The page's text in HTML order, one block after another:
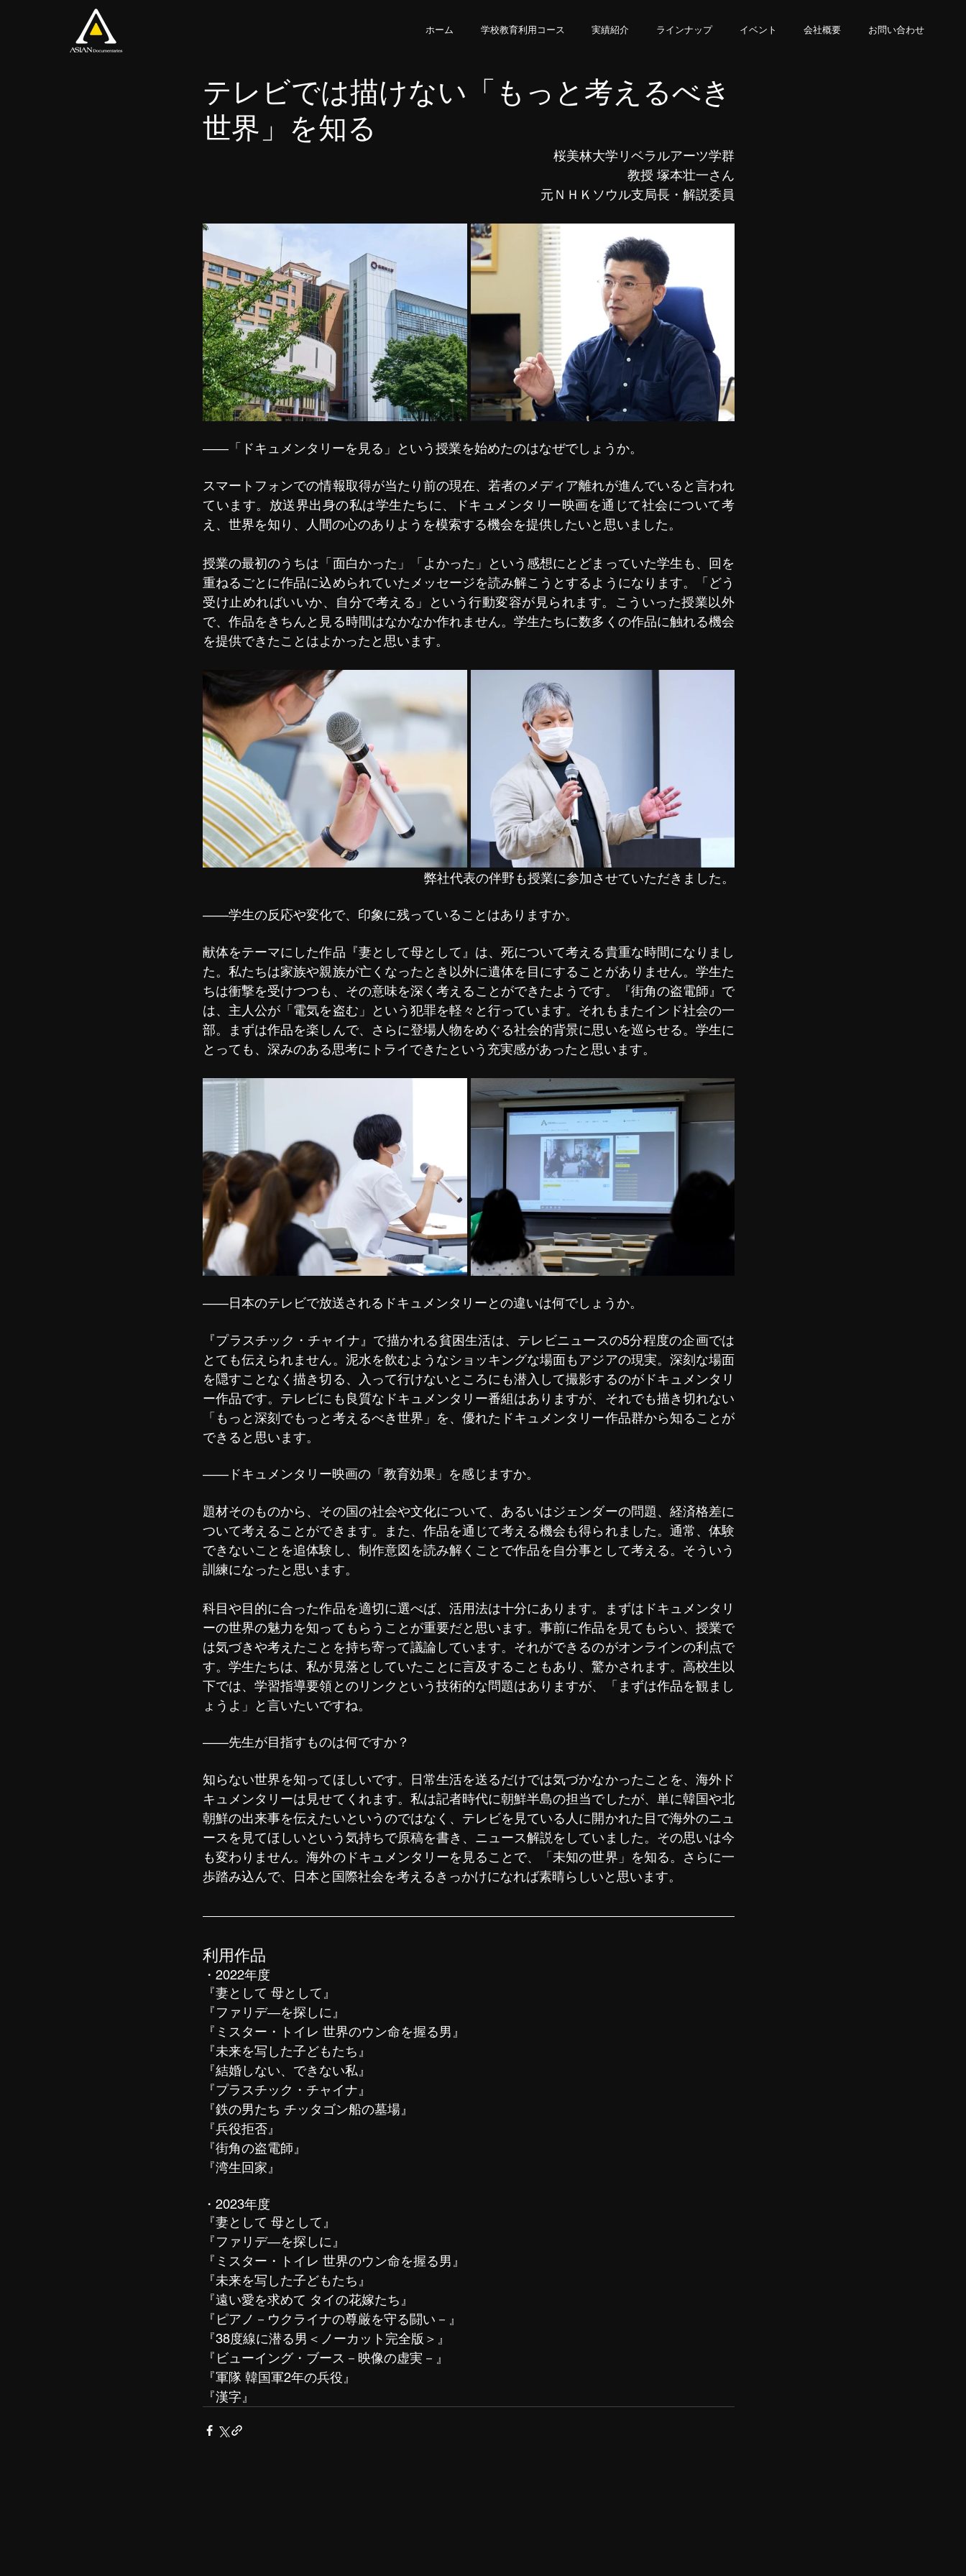
ホーム 学校教育利用コース 実績紹介 ラインナップ イベント 会社概要 お問い合わせ
テレビでは描けない「もっと考えるべき
世界」を知る
桜美林大学リベラルアーツ学群
教授 塚本壮一さん
元ＮＨＫソウル支局長・解説委員
――「ドキュメンタリーを見る」という授業を始めたのはなぜでしょうか。
スマートフォンでの情報取得が当たり前の現在、若者のメディア離れが進んでいると言われ
ています。放送界出身の私は学生たちに、ドキュメンタリー映画を通じて社会について考
え、世界を知り、人間の心のありようを模索する機会を提供したいと思いました。
授業の最初のうちは「面白かった」「よかった」という感想にとどまっていた学生も、回を
重ねるごとに作品に込められていたメッセージを読み解こうとするようになります。「どう
受け止めればいいか、自分で考える」という行動変容が見られます。こういった授業以外
で、作品をきちんと見る時間はなかなか作れません。学生たちに数多くの作品に触れる機会
を提供できたことはよかったと思います。
弊社代表の伴野も授業に参加させていただきました。
――学生の反応や変化で、印象に残っていることはありますか。
献体をテーマにした作品『妻として母として』は、死について考える貴重な時間になりまし
た。私たちは家族や親族が亡くなったとき以外に遺体を目にすることがありません。学生た
ちは衝撃を受けつつも、その意味を深く考えることができたようです。『街角の盗電師』で
は、主人公が「電気を盗む」という犯罪を軽々と行っています。それもまたインド社会の一
部。まずは作品を楽しんで、さらに登場人物をめぐる社会的背景に思いを巡らせる。学生に
とっても、深みのある思考にトライできたという充実感があったと思います。
――日本のテレビで放送されるドキュメンタリーとの違いは何でしょうか。
『プラスチック・チャイナ』で描かれる貧困生活は、テレビニュースの5分程度の企画では
とても伝えられません。泥水を飲むようなショッキングな場面もアジアの現実。深刻な場面
を隠すことなく描き切る、入って行けないところにも潜入して撮影するのがドキュメンタリ
ー作品です。テレビにも良質なドキュメンタリー番組はありますが、それでも描き切れない
「もっと深刻でもっと考えるべき世界」を、優れたドキュメンタリー作品群から知ることが
できると思います。
――ドキュメンタリー映画の「教育効果」を感じますか。
題材そのものから、その国の社会や文化について、あるいはジェンダーの問題、経済格差に
ついて考えることができます。また、作品を通じて考える機会も得られました。通常、体験
できないことを追体験し、制作意図を読み解くことで作品を自分事として考える。そういう
訓練になったと思います。
科目や目的に合った作品を適切に選べば、活用法は十分にあります。まずはドキュメンタリ
ーの世界の魅力を知ってもらうことが重要だと思います。事前に作品を見てもらい、授業で
は気づきや考えたことを持ち寄って議論しています。それができるのがオンラインの利点で
す。学生たちは、私が見落としていたことに言及することもあり、驚かされます。高校生以
下では、学習指導要領とのリンクという技術的な問題はありますが、「まずは作品を観まし
ょうよ」と言いたいですね。
――先生が目指すものは何ですか？
知らない世界を知ってほしいです。日常生活を送るだけでは気づかなかったことを、海外ド
キュメンタリーは見せてくれます。私は記者時代に朝鮮半島の担当でしたが、単に韓国や北
朝鮮の出来事を伝えたいというのではなく、テレビを見ている人に開かれた目で海外のニュ
ースを見てほしいという気持ちで原稿を書き、ニュース解説をしていました。その思いは今
も変わりません。海外のドキュメンタリーを見ることで、「未知の世界」を知る。さらに一
歩踏み込んで、日本と国際社会を考えるきっかけになれば素晴らしいと思います。
利用作品
・2022年度
『妻として 母として』
『ファリデ―を探しに』
『ミスター・トイレ 世界のウン命を握る男』
『未来を写した子どもたち』
『結婚しない、できない私』
『プラスチック・チャイナ』
『鉄の男たち チッタゴン船の墓場』
『兵役拒否』
『街角の盗電師』
『湾生回家』
・2023年度
『妻として 母として』
『ファリデ―を探しに』
『ミスター・トイレ 世界のウン命を握る男』
『未来を写した子どもたち』
『遠い愛を求めて タイの花嫁たち』
『ピアノ－ウクライナの尊厳を守る闘い－』
『38度線に潜る男＜ノーカット完全版＞』
『ビューイング・ブース－映像の虚実－』
『軍隊 韓国軍2年の兵役』
『漢字』